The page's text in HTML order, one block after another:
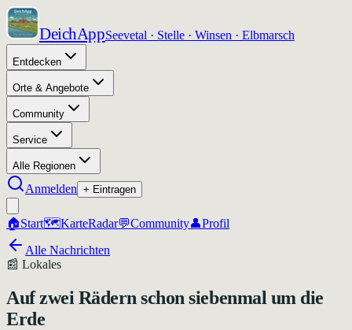
DeichAppSeevetal · Stelle · Winsen · Elbmarsch
Entdecken
Orte & Angebote
Community
Service
Alle Regionen
Anmelden + Eintragen
🏠Start🗺️KarteRadar💬Community👤Profil
Alle Nachrichten
📰 Lokales
Auf zwei Rädern schon siebenmal um die
Erde